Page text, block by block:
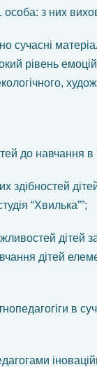
з них
сучасні
рівень
до навчання в
здібностей
“Хвилька””;
дітей
дітей
в